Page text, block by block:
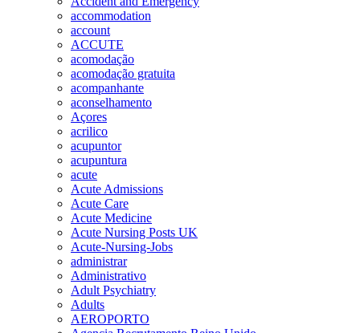
accommodation
account
ACCUTE
acomodação
acomodação gratuita
acompanhante
aconselhamento
Açores
acrilico
acupuntor
acupuntura
acute
Acute Admissions
Acute Care
Acute Medicine
Acute Nursing Posts UK
Acute-Nursing-Jobs
administrar
Administrativo
Adult Psychiatry
Adults
AEROPORTO